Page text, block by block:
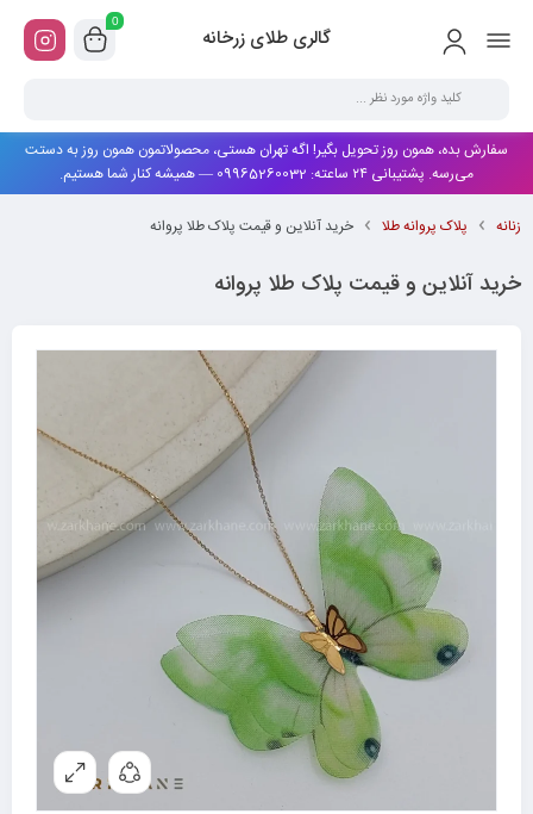
گالری طلای زرخانه
0
سفارش بده، همون روز تحویل بگیر! اگه تهران هستی، محصولاتمون همون روز به دستت
می‌رسه. پشتیبانی ۲۴ ساعته: 09965260032 — همیشه کنار شما هستیم.
زنانه پلاک پروانه طلا خرید آنلاین و قیمت پلاک طلا پروانه
خرید آنلاین و قیمت پلاک طلا پروانه